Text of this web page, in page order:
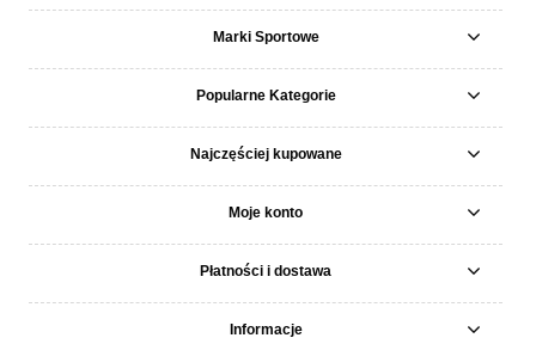
Marki Sportowe
Popularne Kategorie
Najczęściej kupowane
Moje konto
Płatności i dostawa
Informacje